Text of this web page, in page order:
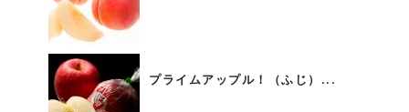
プライムアップル！（ふじ）...